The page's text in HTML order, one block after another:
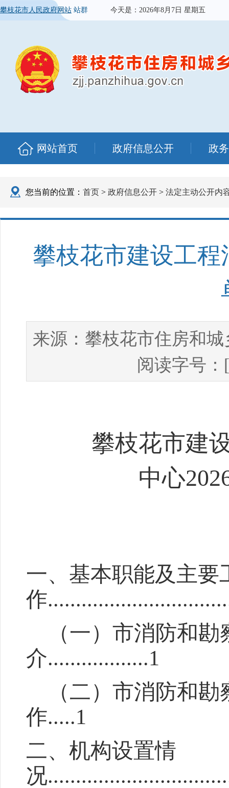
攀枝花市人民政府网站 站群 今天是： 2026年8月7日 星期五
网站首页 政府信息公开 政
您当前的位置： 首页 > 政府信息公开 > 法定主动公开内
攀枝花市建设工程
来源： 攀枝花市住房和
阅读字号
攀枝花市建
中心202
一、基本职能及主要
作
（一） 市消防和勘
介..................1
（二） 市消防和勘
作.....1
二、机构设置情
况